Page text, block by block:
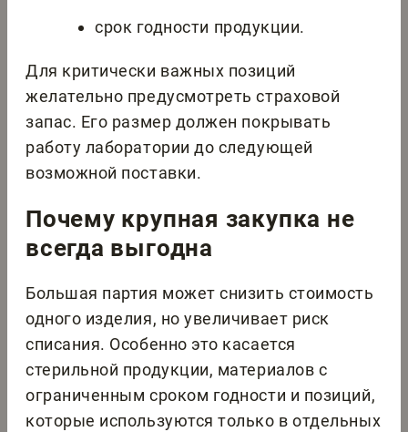
срок годности продукции.
Для критически важных позиций
желательно предусмотреть страховой
запас. Его размер должен покрывать
работу лаборатории до следующей
возможной поставки.
Почему крупная закупка не
всегда выгодна
Большая партия может снизить стоимость
одного изделия, но увеличивает риск
списания. Особенно это касается
стерильной продукции, материалов с
ограниченным сроком годности и позиций,
которые используются только в отдельных